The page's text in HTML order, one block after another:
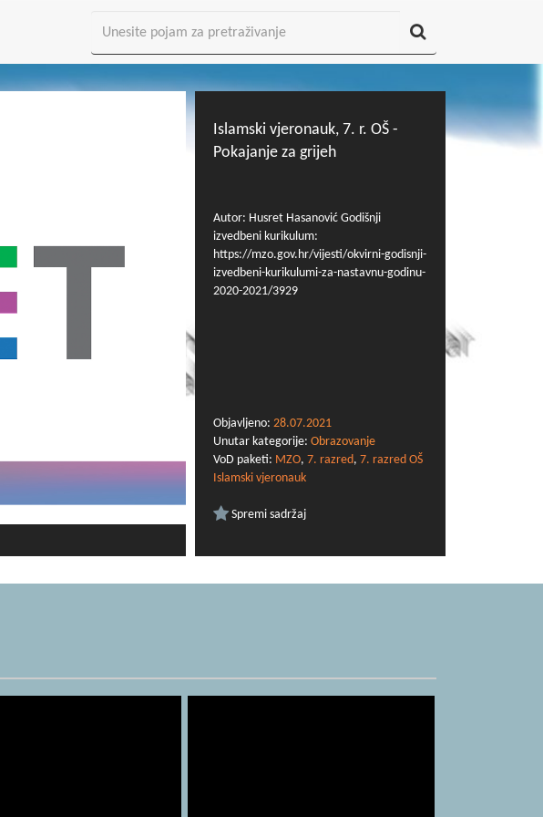
Islamski vjeronauk, 7. r. OŠ -
Pokajanje za grijeh
Autor: Husret Hasanović Godišnji
izvedbeni kurikulum:
https://mzo.gov.hr/vijesti/okvirni-godisnji-
izvedbeni-kurikulumi-za-nastavnu-godinu-
2020-2021/3929
Objavljeno: 28.07.2021
Unutar kategorije: Obrazovanje
VoD paketi: MZO, 7. razred, 7. razred OŠ
Islamski vjeronauk
Spremi sadržaj